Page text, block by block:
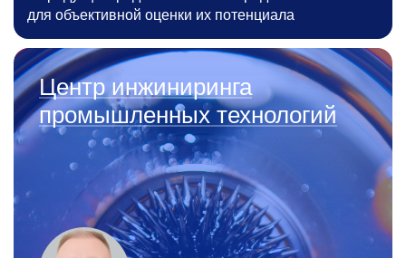
для объективной оценки их потенциала
Центр инжиниринга
промышленных технологий